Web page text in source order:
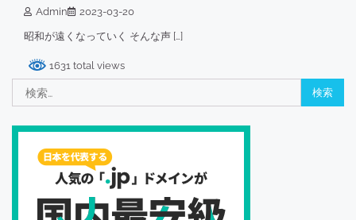
Admin 2023-03-20
昭和が遠くなっていく そんな声 […]
1631 total views
索: